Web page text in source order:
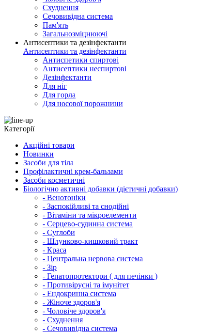
Схуднення
Сечовивідна система
Пам'ять
Загальнозміцнюючі
Антисептики та дезінфектанти
Антисептики та дезінфектанти
Антиспетики спиртові
Антисептики неспиртові
Дезінфектанти
Для ніг
Для горла
Для носової порожнини
Категорії
Акційні товари
Новинки
Засоби для тіла
Профілактичні крем-бальзами
Засоби косметичні
Біологічно активні добавки (дієтичні добавки)
- Венотоніки
- Заспокійливі та снодійні
- Вітаміни та мікроелементи
- Серцево-судинна система
- Суглоби
- Шлунково-кишковий тракт
- Краса
- Центральна нервова система
- Зір
- Гепатопротектори ( для печінки )
- Противірусні та імунітет
- Ендокринна система
- Жіноче здоров'я
- Чоловіче здоров'я
- Схуднення
- Сечовивідна система